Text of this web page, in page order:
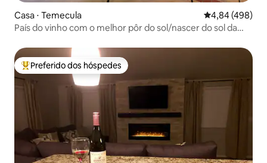
Casa ⋅ Temecula 4,84 de uma
4,84 (498)
País do vinho com o melhor pôr do sol/nascer do sol da
Entre os melhores preferidos dos hóspedes
Preferido dos hóspedes